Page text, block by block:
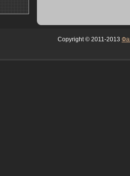
Copyright © 2011-2013